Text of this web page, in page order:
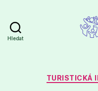
Hledat
TURISTICKÁ